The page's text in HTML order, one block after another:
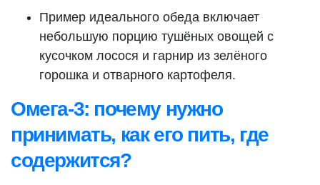
Пример идеального обеда включает
небольшую порцию тушёных овощей с
кусочком лосося и гарнир из зелёного
горошка и отварного картофеля.
Омега-3: почему нужно
принимать, как его пить, где
содержится?